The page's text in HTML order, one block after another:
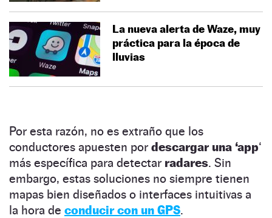
La nueva alerta de Waze, muy
práctica para la época de
lluvias
Por esta razón, no es extraño que los
conductores apuesten por descargar una ‘app‘
más específica para detectar radares. Sin
embargo, estas soluciones no siempre tienen
mapas bien diseñados o interfaces intuitivas a
la hora de conducir con un GPS.